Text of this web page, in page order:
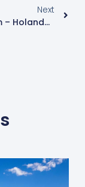
Next
Ámsterdam – Holanda -Turismo – Ciudades Top